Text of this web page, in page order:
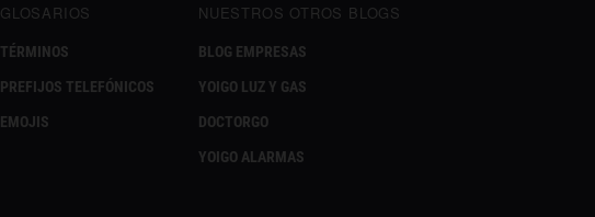
GLOSARIOS
TÉRMINOS
PREFIJOS TELEFÓNICOS
EMOJIS
NUESTROS OTROS BLOGS
BLOG EMPRESAS
YOIGO LUZ Y GAS
DOCTORGO
YOIGO ALARMAS